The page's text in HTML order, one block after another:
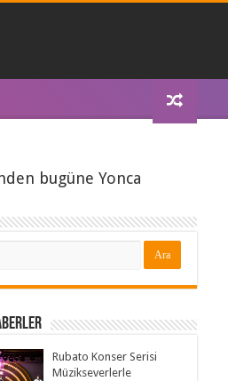
bugüne Yonca
Rubato Konser Serisi
Müzikseverlerle